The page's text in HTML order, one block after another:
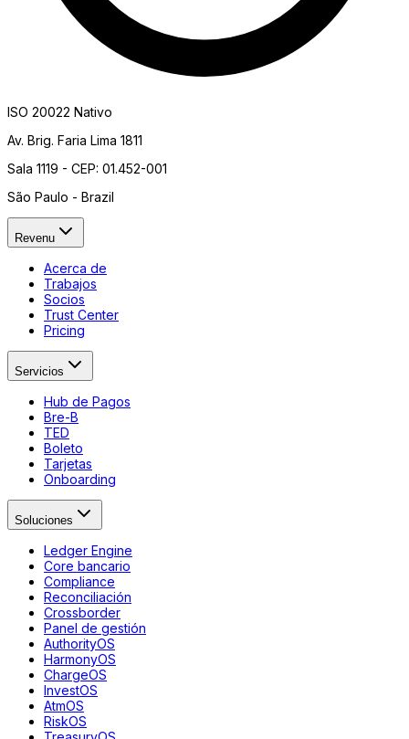
ISO 20022 Nativo
Av. Brig. Faria Lima 1811
Sala 1119 - CEP: 01.452-001
São Paulo - Brazil
Revenu
Acerca de
Trabajos
Socios
Trust Center
Pricing
Servicios
Hub de Pagos
Bre-B
TED
Boleto
Tarjetas
Onboarding
Soluciones
Ledger Engine
Core bancario
Compliance
Reconciliación
Crossborder
Panel de gestión
AuthorityOS
HarmonyOS
ChargeOS
InvestOS
AtmOS
RiskOS